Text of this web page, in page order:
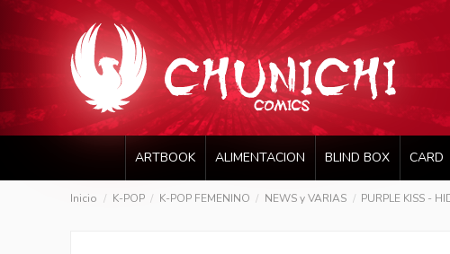
ARTBOOK ALIMENTACION BLIND BOX CARD
Inicio K-POP K-POP FEMENINO NEWS y VARIAS PURPLE KISS -